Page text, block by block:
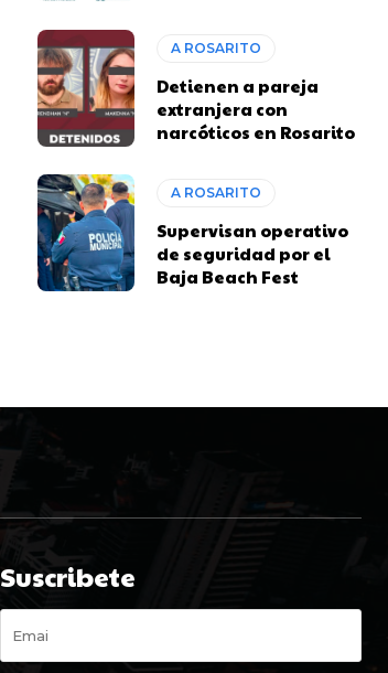
A ROSARITO
Detienen a pareja
extranjera con
narcóticos en Rosarito
A ROSARITO
Supervisan operativo
de seguridad por el
Baja Beach Fest
Suscribete